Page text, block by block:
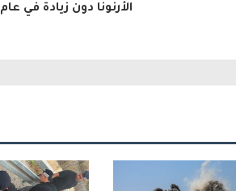
الأرنونا دون زيادة في عام 2027